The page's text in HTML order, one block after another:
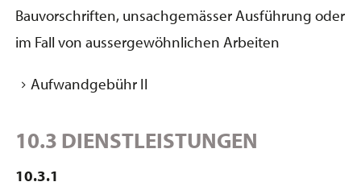
Bauvorschriften, unsachgemässer Ausführung oder
im Fall von aussergewöhnlichen Arbeiten
Aufwandgebühr II
10.3 DIENSTLEISTUNGEN
10.3.1